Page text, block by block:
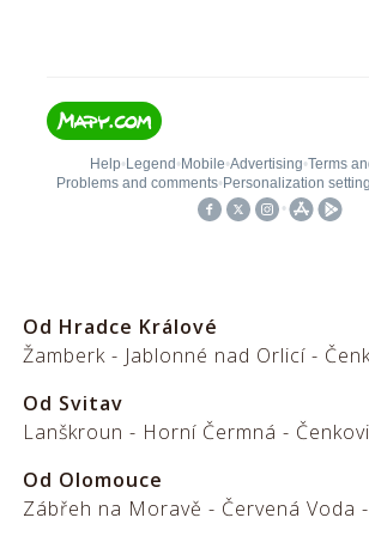
Od Hradce Králové
Žamberk - Jablonné nad Orlicí -
Od Svitav
Lanškroun - Horní Čermná -
Od Olomouce
Zábřeh na Moravě - Červená Voda